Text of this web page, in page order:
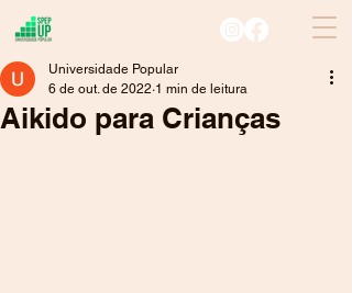
Aikido para Crianças
Universidade Popular
6 de out. de 2022 1 min de leitura